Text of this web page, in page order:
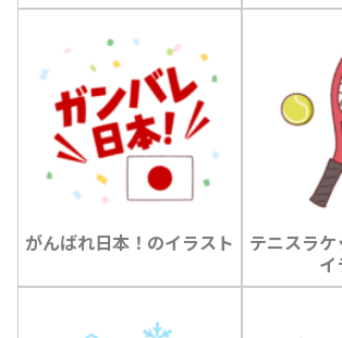
がんばれ日本！のイラスト
テニスラ
イ